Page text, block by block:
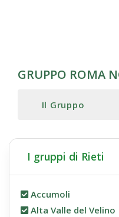
GRUPPO ROMA
Il Gruppo
I gruppi di Rieti
Accumoli
Alta Valle del Velino